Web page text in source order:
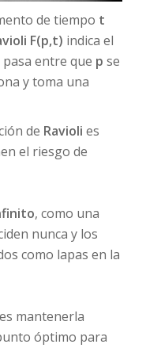
de tiempo t
F(p,t) indica el
entre que p se
y toma una
de Ravioli es
el riesgo de
, como una
nunca y los
como lapas en la
mantenerla
óptimo para